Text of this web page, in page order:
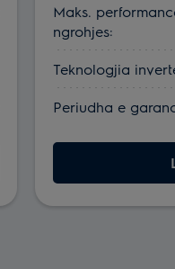
Maks.
ngrohjes:
Teknologjia
Periudha e